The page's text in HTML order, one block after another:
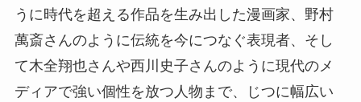
うに時代を超える作品を生み出した漫画家、野村
萬斎さんのように伝統を今につなぐ表現者、そし
て木全翔也さんや西川史子さんのように現代のメ
ディアで強い個性を放つ人物まで、じつに幅広い